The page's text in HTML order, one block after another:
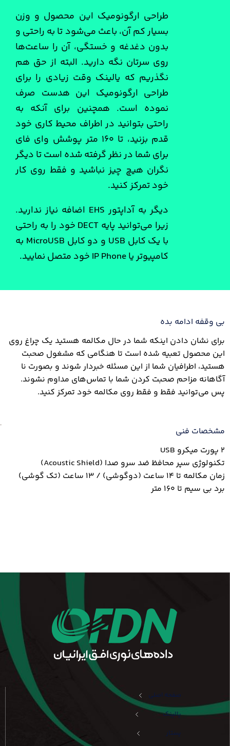
طراحی ارگونومیک این محصول و وزن
بسیار کم آن، باعث می‌شود تا به راحتی و
بدون دغدغه و خستگی، آن را ساعت‌ها
روی سرتان نگه دارید. البته از حق هم
نگذریم که یالینک وقت زیادی را برای
طراحی ارگونومیک این هدست صرف
نموده است. همچنین برای آنکه به
راحتی بتوانید در اطراف محیط کاری خود
قدم بزنید، تا ۱۶۰ متر پوشش وای فای
برای شما در نظر گرفته شده است تا دیگر
نگران هیچ چیز نباشید و فقط روی کار
خود تمرکز کنید.
دیگر به آداپتور EHS اضافه نیاز ندارید.
زیرا می‌توانید پایه DECT خود را به راحتی
با یک کابل USB و دو کابل MicroUSB به
کامپیوتر یا IP Phone خود متصل نمایید.
بی وقفه ادامه بده
برای نشان دادن اینکه شما در حال مکالمه هستید یک چراغ روی
این محصول تعبیه شده است تا هنگامی که مشغول صحبت
هستید، اطرافیان شما از این مسئله خبردار شوند و بصورت نا
آگاهانه مزاحم صحبت کردن شما با تماس‌های مداوم نشوند.
پس می‌توانید فقط و فقط روی مکالمه خود تمرکز کنید.
مشخصات فنی
۲ پورت میکرو USB
تکنولوژی سپر محافظ ضد سرو صدا (Acoustic Shield)
زمان مکالمه تا ۱۴ ساعت (دوگوشی) / ۱۳ ساعت (تک گوشی)
برد بی سیم تا ۱۶۰ متر
صفحه اصلی
یالینک
یستار